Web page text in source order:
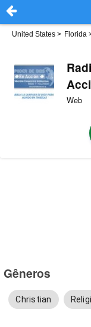
United States > Florida
Web
Gêneros
Christian